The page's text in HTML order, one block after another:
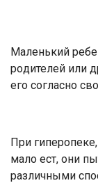
Маленький
ро­дителей или
его согласно
При
мало ест, они
различными